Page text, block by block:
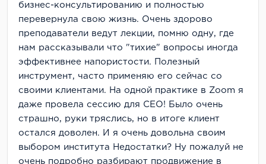
бизнес-консультированию и полностью
перевернула свою жизнь. Очень здорово
преподаватели ведут лекции, помню одну, где
нам рассказывали что "тихие" вопросы иногда
эффективнее напористости. Полезный
инструмент, часто применяю его сейчас со
своими клиентами. На одной практике в Zoom я
даже провела сессию для СЕО! Было очень
страшно, руки тряслись, но в итоге клиент
остался доволен. И я очень довольна своим
выбором института Недостатки? Ну пожалуй не
очень подробно разбирают продвижение в